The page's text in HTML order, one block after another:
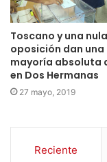
Toscano y una nula
oposición dan una
mayoría absoluta
en Dos Hermanas
27 mayo, 2019
Reciente